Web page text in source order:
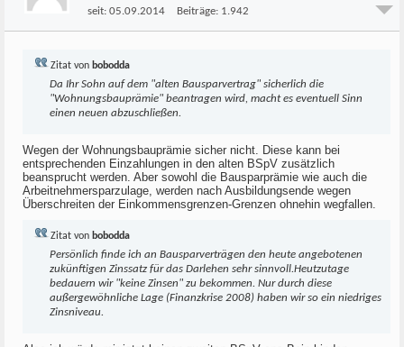
seit: 05.09.2014 Beiträge: 1.942
Zitat von bobodda
Da Ihr Sohn auf dem "alten Bausparvertrag" sicherlich die
"Wohnungsbauprämie" beantragen wird, macht es eventuell Sinn
einen neuen abzuschließen.
Wegen der Wohnungsbauprämie sicher nicht. Diese kann bei
entsprechenden Einzahlungen in den alten BSpV zusätzlich
beansprucht werden. Aber sowohl die Bausparprämie wie auch die
Arbeitnehmersparzulage, werden nach Ausbildungsende wegen
Überschreiten der Einkommensgrenzen-Grenzen ohnehin wegfallen.
Zitat von bobodda
Persönlich finde ich an Bausparverträgen den heute angebotenen
zukünftigen Zinssatz für das Darlehen sehr sinnvoll.Heutzutage
bedauern wir "keine Zinsen" zu bekommen. Nur durch diese
außergewöhnliche Lage (Finanzkrise 2008) haben wir so ein niedriges
Zinsniveau.